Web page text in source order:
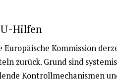
Hilfen
Europäische Kommission
zurück. Grund sind
Kontrollmechanismen